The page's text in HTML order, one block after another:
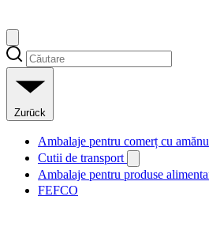
Zurück
Ambalaje pentru comerț cu
Cutii de transport
Ambalaje pentru produse
FEFCO